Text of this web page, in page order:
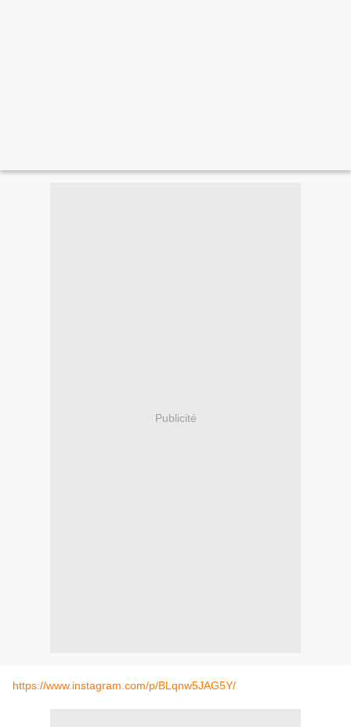
Publicité
https://www.instagram.com/p/BLqnw5JAG5Y/